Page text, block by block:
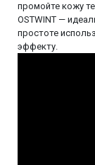
промойте кожу
OSTWINT —
простоте
эффекту.